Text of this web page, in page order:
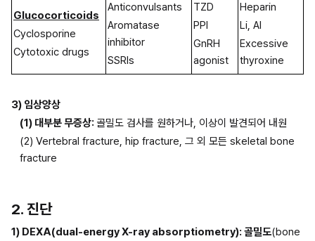
Glucocorticoids
Cyclosporine
Cytotoxic drugs
Anticonvulsants
Aromatase
inhibitor
SSRIs
TZD
PPI
GnRH
agonist
Heparin
Li, Al
Excessive
thyroxine
3) 임상양상
(1) 대부분 무증상: 골밀도 검사를 원하거나, 이상이 발견되어 내원
(2) Vertebral fracture, hip fracture, 그 외 모든 skeletal bone
fracture
2. 진단
1) DEXA(dual-energy X-ray absorptiometry): 골밀도(bone